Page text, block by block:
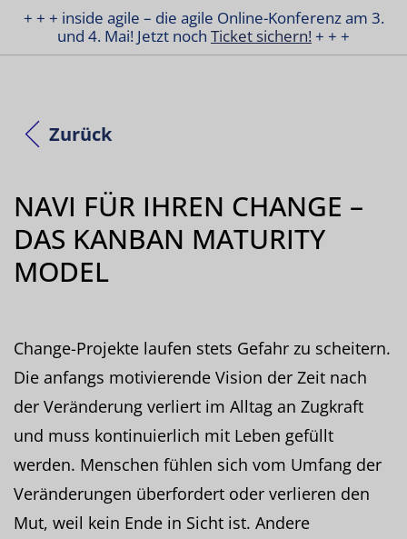
+ + + inside agile – die agile Online-Konferenz am 3.
und 4. Mai! Jetzt noch Ticket sichern! + + +
Zurück
NAVI FÜR IHREN CHANGE –
DAS KANBAN MATURITY
MODEL
Change-Projekte laufen stets Gefahr zu scheitern.
Die anfangs motivierende Vision der Zeit nach
der Veränderung verliert im Alltag an Zugkraft
und muss kontinuierlich mit Leben gefüllt
werden. Menschen fühlen sich vom Umfang der
Veränderungen überfordert oder verlieren den
Mut, weil kein Ende in Sicht ist. Andere